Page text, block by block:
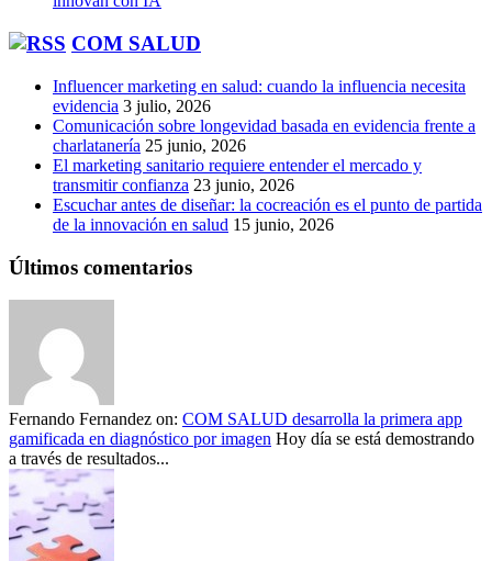
COM SALUD
Influencer marketing en salud: cuando la influencia necesita
evidencia 3 julio, 2026
Comunicación sobre longevidad basada en evidencia frente a
charlatanería 25 junio, 2026
El marketing sanitario requiere entender el mercado y
transmitir confianza 23 junio, 2026
Escuchar antes de diseñar: la cocreación es el punto de partida
de la innovación en salud 15 junio, 2026
Últimos comentarios
Fernando Fernandez on: COM SALUD desarrolla la primera app
gamificada en diagnóstico por imagen Hoy día se está demostrando
a través de resultados...